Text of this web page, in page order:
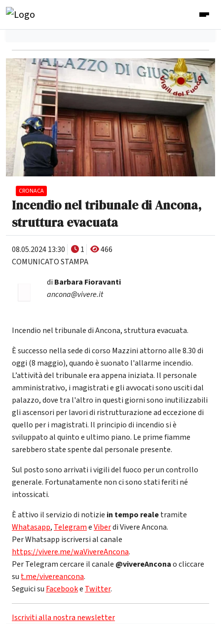
CRONACA
Incendio nel tribunale di Ancona,
struttura evacuata
08.05.2024 13:30 1
466
COMUNICATO STAMPA
di Barbara Fioravanti
ancona@vivere.it
Incendio nel tribunale di Ancona, struttura evacuata.
È successo nella sede di corso Mazzini attorno alle 8.30 di
oggi (8 maggio), quando è suonato l'allarme incendio.
L’attività del tribunale era appena iniziata. Il personale
amministrativo, i magistrati e gli avvocati sono usciti dal
palazzo, dove tra l'altro in questi giorni sono inutilizzabili
gli ascensori per lavori di ristrutturazione ad eccezione di
quello per i magistrati. Il principio di incendio si è
sviluppato al quinto e ultimo piano. Le prime fiamme
sarebbero state spente dal personale presente.
Sul posto sono arrivati i vigili del fuoco per un controllo
generale. Fortunatamente non ci sono stati feriti né
intossicati.
È attivo il servizio di notizie in tempo realetramite
Whatasapp, TelegrameViberdi Vivere Ancona.
Per Whatsapp iscriversi al canale
https://vivere.me/waVivereAncona.
Per Telegram cercare il canale @vivereAnconao cliccare
su t.me/vivereancona.
Seguici su Facebooke Twitter.
Iscriviti alla nostra newsletter